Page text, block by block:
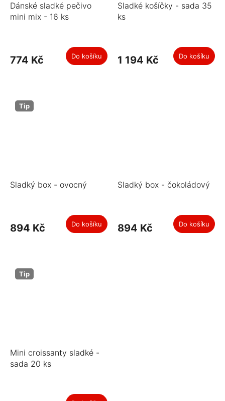
Dánské sladké pečivo
mini mix - 16 ks
774 Kč Do košíku
Sladké košíčky - sada 35
ks
1 194 Kč Do košíku
Tip
Sladký box - ovocný
894 Kč Do košíku
Sladký box - čokoládový
894 Kč Do košíku
Tip
Mini croissanty sladké -
sada 20 ks